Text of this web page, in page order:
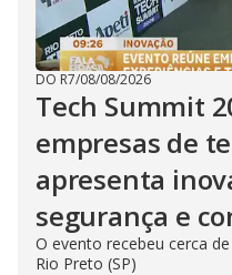
DO R7/08/08/2026
Tech Summit
empresas de
apresenta
segurança e
O evento recebeu cerca
Rio Preto (SP)